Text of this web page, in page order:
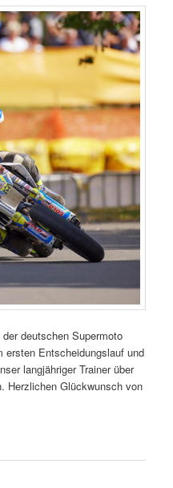
deutschen Supermoto
ersten Entscheidungslauf und
langjähriger Trainer über
Herzlichen Glückwunsch von